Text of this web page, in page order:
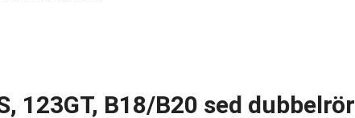
123GT, B18/B20 sed dubbelrör